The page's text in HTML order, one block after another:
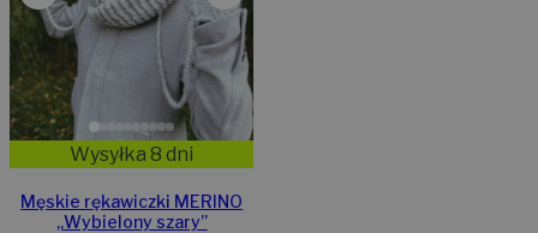
Wysyłka 8 dni
Męskie rękawiczki MERINO
„Wybielony szary”